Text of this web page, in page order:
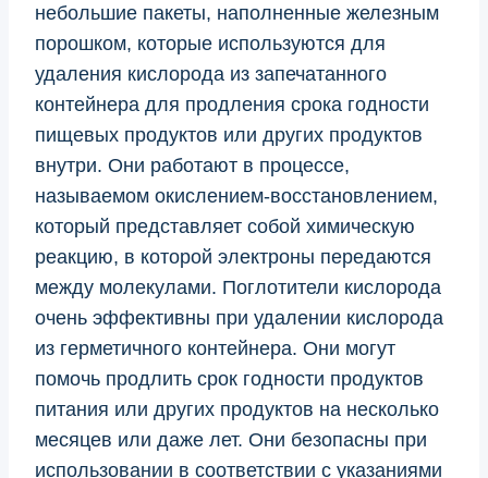
небольшие пакеты, наполненные железным
порошком, которые используются для
удаления кислорода из запечатанного
контейнера для продления срока годности
пищевых продуктов или других продуктов
внутри. Они работают в процессе,
называемом окислением-восстановлением,
который представляет собой химическую
реакцию, в которой электроны передаются
между молекулами. Поглотители кислорода
очень эффективны при удалении кислорода
из герметичного контейнера. Они могут
помочь продлить срок годности продуктов
питания или других продуктов на несколько
месяцев или даже лет. Они безопасны при
использовании в соответствии с указаниями